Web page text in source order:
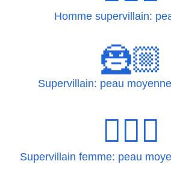
Homme supervillain:
🦹🏼
Supervillain: peau
🦹🏼‍♀
Supervillain femme: peau